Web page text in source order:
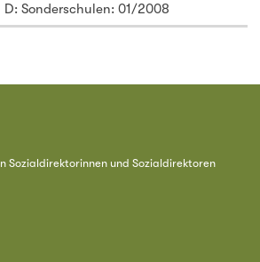
D: Sonderschulen: 01/2008
Sozialdirektorinnen und Sozialdirektoren